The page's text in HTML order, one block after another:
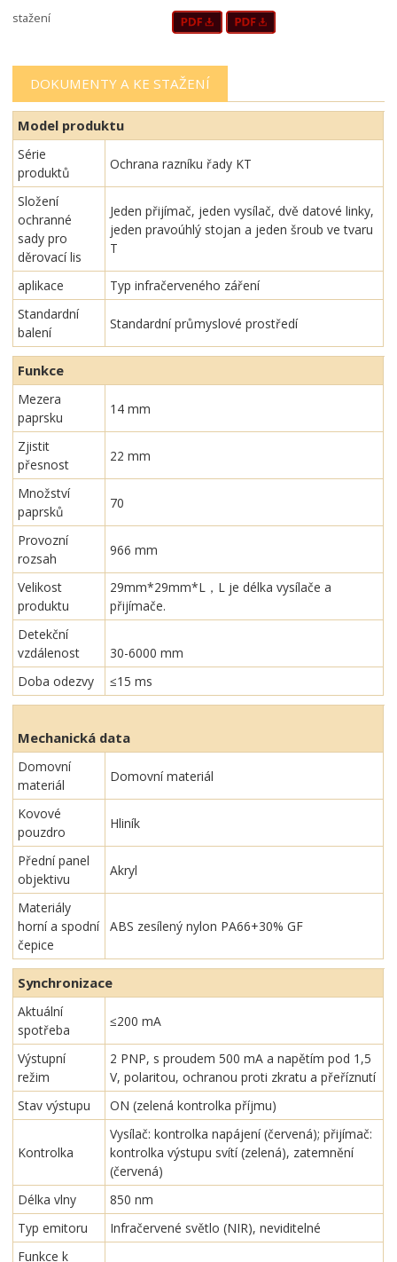
stažení
DOKUMENTY A KE STAŽENÍ
Model produktu
Série
produktů
Ochrana razníku řady KT
Složení
ochranné
sady pro
děrovací lis
Jeden přijímač, jeden vysílač, dvě datové linky,
jeden pravoúhlý stojan a jeden šroub ve tvaru
T
aplikace
Typ infračerveného záření
Standardní
balení
Standardní průmyslové prostředí
Funkce
Mezera
paprsku
14 mm
Zjistit
přesnost
22 mm
Množství
paprsků
70
Provozní
rozsah
966 mm
Velikost
produktu
29mm*29mm*L，L je délka vysílače a
přijímače.
Detekční
vzdálenost
30-6000 mm
Doba odezvy
≤15 ms
Mechanická data
Domovní
materiál
Domovní materiál
Kovové
pouzdro
Hliník
Přední panel
objektivu
Akryl
Materiály
horní a spodní
čepice
ABS zesílený nylon PA66+30% GF
Synchronizace
Aktuální
spotřeba
≤200 mA
Výstupní
režim
2 PNP, s proudem 500 mA a napětím pod 1,5
V, polaritou, ochranou proti zkratu a přeříznutí
Stav výstupu
ON (zelená kontrolka příjmu)
Kontrolka
Vysílač: kontrolka napájení (červená); přijímač:
kontrolka výstupu svítí (zelená), zatemnění
(červená)
Délka vlny
850 nm
Typ emitoru
Infračervené světlo (NIR), neviditelné
Funkce k